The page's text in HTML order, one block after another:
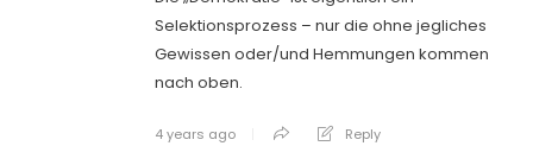
Selektionsprozess – nur die ohne jegliches
Gewissen oder/und Hemmungen kommen
nach oben.
4 years ago Reply